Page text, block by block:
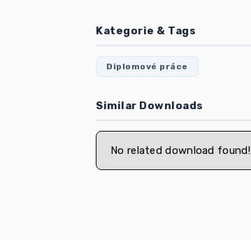
Kategorie & Tags
Diplomové práce
Similar Downloads
No related download found!